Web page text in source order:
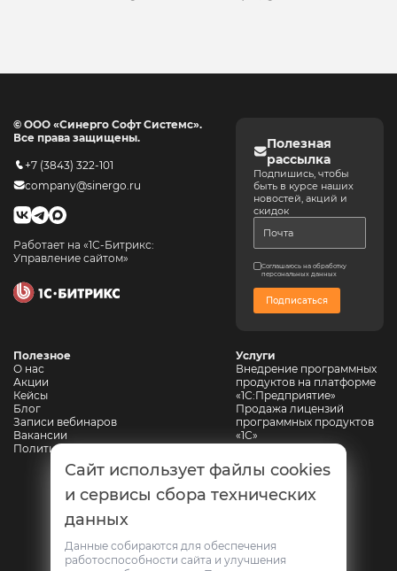
© ООО «Синерго Софт Системс».
Все права защищены.
+7 (3843) 322-101
company@sinergo.ru
Работает на «1С-Битрикс:
Управление сайтом»
Полезная
рассылка
Подпишись, чтобы
быть в курсе наших
новостей, акций и
скидок
Соглашаюсь на обработку
персональных данных
Подписаться
Полезное
О нас
Акции
Кейсы
Блог
Записи вебинаров
Вакансии
Политика конфиденциальности
Услуги
Внедрение программных
продуктов на платформе
«1С:Предприятие»
Продажа лицензий
программных продуктов
«1С»
Сопровождение 1С
Автоматизация
горнодобывающих
предприятий
Автоматизация
Web-разработка
Сайт использует файлы cookies
и сервисы сбора технических
данных
Данные собираются для обеспечения
работоспособности сайта и улучшения